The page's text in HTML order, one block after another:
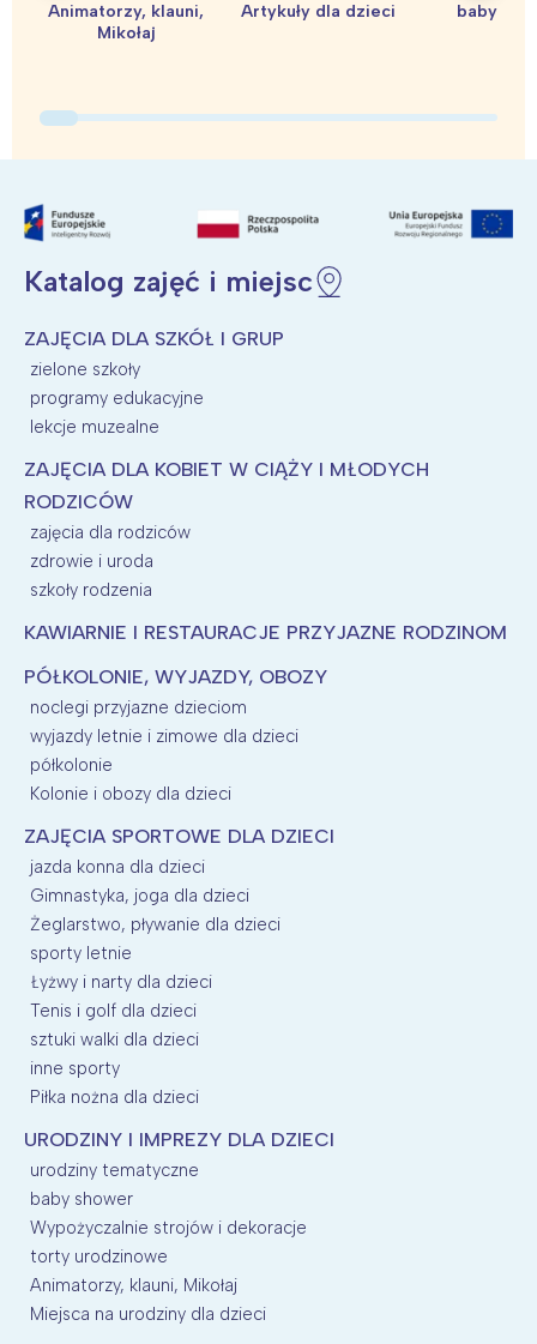
Animatorzy, klauni,
Mikołaj
Artykuły dla dzieci baby
Katalog zajęć i miejsc
ZAJĘCIA DLA SZKÓŁ I GRUP
zielone szkoły
programy edukacyjne
lekcje muzealne
ZAJĘCIA DLA KOBIET W CIĄŻY I MŁODYCH
RODZICÓW
zajęcia dla rodziców
zdrowie i uroda
szkoły rodzenia
KAWIARNIE I RESTAURACJE PRZYJAZNE RODZINOM
PÓŁKOLONIE, WYJAZDY, OBOZY
noclegi przyjazne dzieciom
wyjazdy letnie i zimowe dla dzieci
półkolonie
Kolonie i obozy dla dzieci
ZAJĘCIA SPORTOWE DLA DZIECI
jazda konna dla dzieci
Gimnastyka, joga dla dzieci
Żeglarstwo, pływanie dla dzieci
sporty letnie
Łyżwy i narty dla dzieci
Tenis i golf dla dzieci
sztuki walki dla dzieci
inne sporty
Piłka nożna dla dzieci
URODZINY I IMPREZY DLA DZIECI
urodziny tematyczne
baby shower
Wypożyczalnie strojów i dekoracje
torty urodzinowe
Animatorzy, klauni, Mikołaj
Miejsca na urodziny dla dzieci
Interesują mnie wydarzenia z
Warszawa
Trójmiasto
Poznań
Wrocław
Śląsk
Kraków
Południe